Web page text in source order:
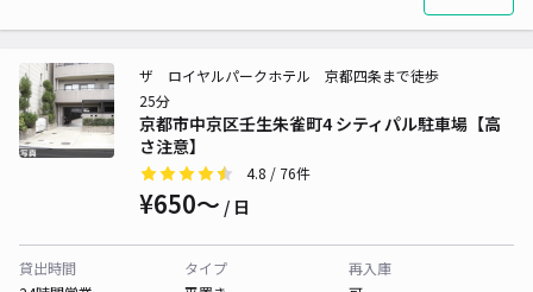
京都市中京区壬生朱雀町4 シティパル駐車場【高
さ注意】
ザ ロイヤルパークホテル 京都四条まで徒歩
25分
4.8 / 76件
¥650〜 / 日
貸出時間
タイプ
再入庫